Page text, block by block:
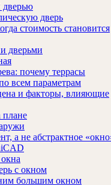
дверью
дверь
стоимость становится
дверьми
почему террасы
всем параметрам
и факторы, влияющие
плане
а не абстрактное
с окном
большим окном